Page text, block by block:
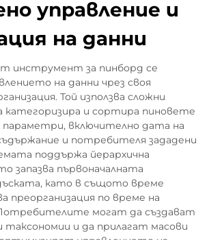
управление и
на данни
инструмент за пинборд се
на данни чрез своя
Той използва сложни
категоризира и сортира пиновете
параметри, включително дата на
и потребителя зададени
поддържа йерархична
запазва първоначалната
като в същото време
преорганизация по време на
могат да създават
таксономии и да прилагат масови